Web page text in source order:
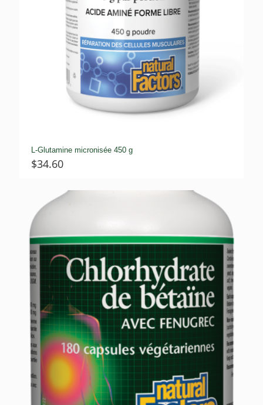
L-Glutamine micronisée 450 g
$34.60